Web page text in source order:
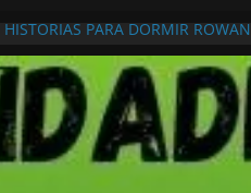
HISTORIAS PARA DORMIR ROWAN